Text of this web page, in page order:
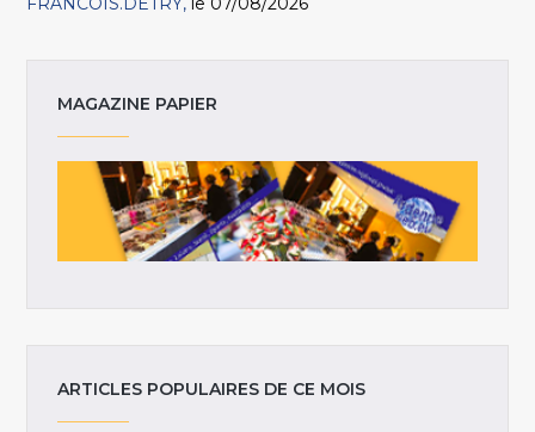
MAGAZINE PAPIER
ARTICLES POPULAIRES DE CE MOIS